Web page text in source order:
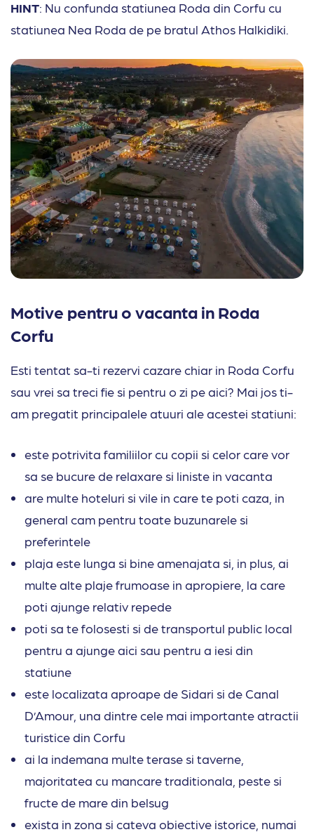
HINT: Nu confunda statiunea Roda din Corfu cu
statiunea Nea Roda de pe bratul Athos Halkidiki.
Motive pentru o vacanta in Roda
Corfu
Esti tentat sa-ti rezervi cazare chiar in Roda Corfu
sau vrei sa treci fie si pentru o zi pe aici? Mai jos ti-
am pregatit principalele atuuri ale acestei statiuni:
este potrivita familiilor cu copii si celor care vor
sa se bucure de relaxare si liniste in vacanta
are multe hoteluri si vile in care te poti caza, in
general cam pentru toate buzunarele si
preferintele
plaja este lunga si bine amenajata si, in plus, ai
multe alte plaje frumoase in apropiere, la care
poti ajunge relativ repede
poti sa te folosesti si de transportul public local
pentru a ajunge aici sau pentru a iesi din
statiune
este localizata aproape de Sidari si de Canal
D’Amour, una dintre cele mai importante atractii
turistice din Corfu
ai la indemana multe terase si taverne,
majoritatea cu mancare traditionala, peste si
fructe de mare din belsug
exista in zona si cateva obiective istorice, numai